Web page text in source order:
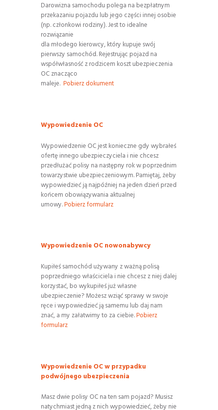
Darowizna samochodu polega na bezpłatnym
przekazaniu pojazdu lub jego części innej osobie
(np. członkowi rodziny). Jest to idealne
rozwiązanie
dla młodego kierowcy, który kupuje swój
pierwszy samochód. Rejestrując pojazd na
współwłasność z rodzicem koszt ubezpieczenia
OC znacząco
maleje. Pobierz dokument
Wypowiedzenie OC
Wypowiedzenie OC jest konieczne gdy wybrałeś
ofertę innego ubezpieczyciela i nie chcesz
przedłużać polisy na następny rok w poprzednim
towarzystwie ubezpieczeniowym. Pamiętaj, żeby
wypowiedzieć ją najpóźniej na jeden dzień przed
końcem obowiązywania aktualnej
umowy.Pobierz formularz
Wypowiedzenie OC nowonabywcy
Kupiłeś samochód używany z ważną polisą
poprzedniego właściciela i nie chcesz z niej dalej
korzystać, bo wykupiłeś już własne
ubezpieczenie? Możesz wziąć sprawy w swoje
ręce i wypowiedzieć ją samemu lub daj nam
znać, a my załatwimy to za ciebie.Pobierz
formularz
Wypowiedzenie OC w przypadku
podwójnego ubezpieczenia
Masz dwie polisy OC na ten sam pojazd? Musisz
natychmiast jedną z nich wypowiedzieć, żeby nie